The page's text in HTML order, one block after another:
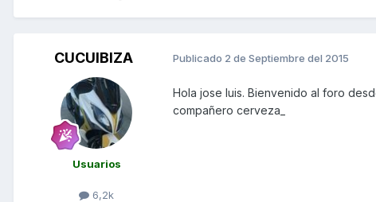
CUCUIBIZA
Usuarios
6,2k
Publicado 2 de Septiembre del 2015
Hola jose luis. Bienvenido al foro
compañero cerveza_